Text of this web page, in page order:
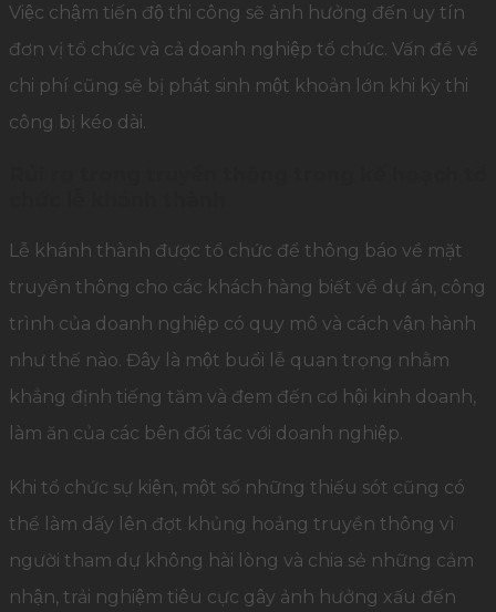
Việc chậm tiến độ thi công sẽ ảnh hưởng đến uy tín
đơn vị tổ chức và cả doanh nghiệp tổ chức. Vấn đề về
chi phí cũng sẽ bị phát sinh một khoản lớn khi kỳ thi
công bị kéo dài.
Lễ khánh thành được tổ chức để thông báo về mặt
truyền thông cho các khách hàng biết về dự án, công
trình của doanh nghiệp có quy mô và cách vận hành
như thế nào. Đây là một buổi lễ quan trọng nhằm
khẳng định tiếng tăm và đem đến cơ hội kinh doanh,
làm ăn của các bên đối tác với doanh nghiệp.
Khi tổ chức sự kiện, một số những thiếu sót cũng có
thể làm dấy lên đợt khủng hoảng truyền thông vì
người tham dự không hài lòng và chia sẻ những cảm
nhận, trải nghiệm tiêu cực gây ảnh hưởng xấu đến